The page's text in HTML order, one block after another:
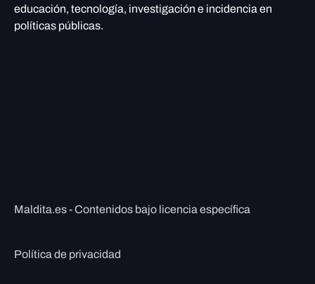
educación, tecnología, investigación e incidencia en
políticas públicas.
Maldita.es - Contenidos bajo licencia específica
Política de privacidad